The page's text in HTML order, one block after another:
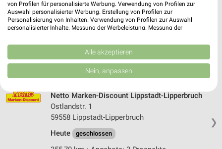
Netto Marken-Discount Lippstadt-Eickelborn
Alter Postweg 2
geschlossen
367,42 km • Angebote: 3 Prospekte
❯
Netto Marken-Discount Lippstadt-Lipperbruch
Ostlandstr. 1
59558 Lippstadt-Lipperbruch
Heute
geschlossen
von Profilen für personalisierte Werbung. Verwendung von Profilen zur
Auswahl personalisierter Werbung. Erstellung von Profilen zur
Personalisierung von Inhalten. Verwendung von Profilen zur Auswahl
personalisierter Inhalte. Messung der Werbeleistung. Messung der
Kombinationen von Daten aus verschiedenen Quellen. Entwicklung und
Verbesserung der Angebote. Verwendung reduzierter Daten zur Auswahl
von Inhalten.
Daten können außerhalb der Europäischen Union weitergegeben und in die
USA gesendet werden.
Website/App.
Partnerliste anzeigen (1 IAB-Anbieter)
Wir nutzen Ihre Daten für folgende Zwecke:
IAB-Verarbeitungszwecke:
Speichern von oder Zugriff auf Informationen
Alle akzeptieren
Nein, anpassen